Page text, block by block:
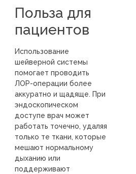
Польза для
пациентов
Использование
шейверной системы
помогает проводить
ЛОР-операции более
аккуратно и щадяще. При
эндоскопическом
доступе врач может
работать точечно, удаляя
только те ткани, которые
мешают нормальному
дыханию или
поддерживают